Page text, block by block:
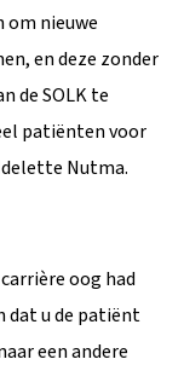
om nieuwe
en deze zonder
de SOLK te
patiënten voor
Nutma.
oog had
dat u de patiënt
een andere